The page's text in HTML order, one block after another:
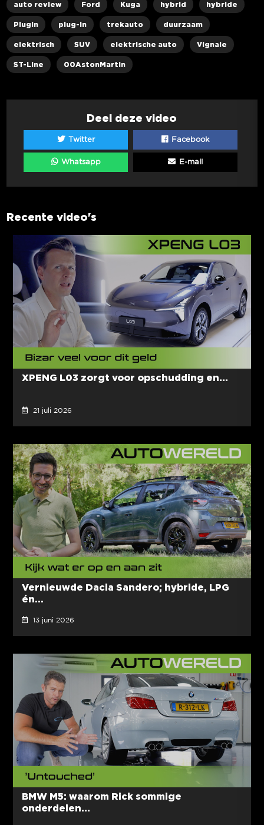
auto review Ford Kuga hybrid hybride
Plugin plug-in trekauto duurzaam
elektrisch SUV elektrische auto Vignale
ST-Line 00AstonMartin
Deel deze video
Twitter Facebook
Whatsapp E-mail
Recente video's
XPENG L03 zorgt voor opschudding en...
21 juli 2026
Vernieuwde Dacia Sandero; hybride, LPG
én...
13 juni 2026
BMW M5: waarom Rick sommige
onderdelen...